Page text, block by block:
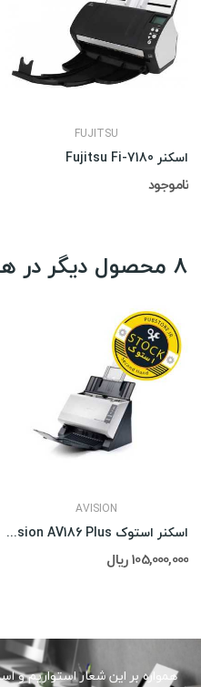
FUJITSU
اسکنر Fujitsu Fi-7180
ناموجود
8 محصول دیگر در همین شاخه:
AVISION
اسکنر استوک Avision AV186 Plus
105,000,000 ریال
همواره بر این شعار استواریم و